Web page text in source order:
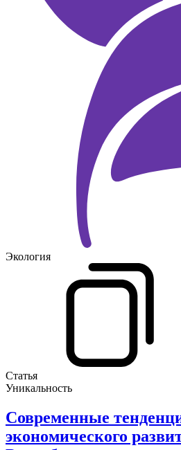
Экология
Статья
Уникальность
Современные
экономического